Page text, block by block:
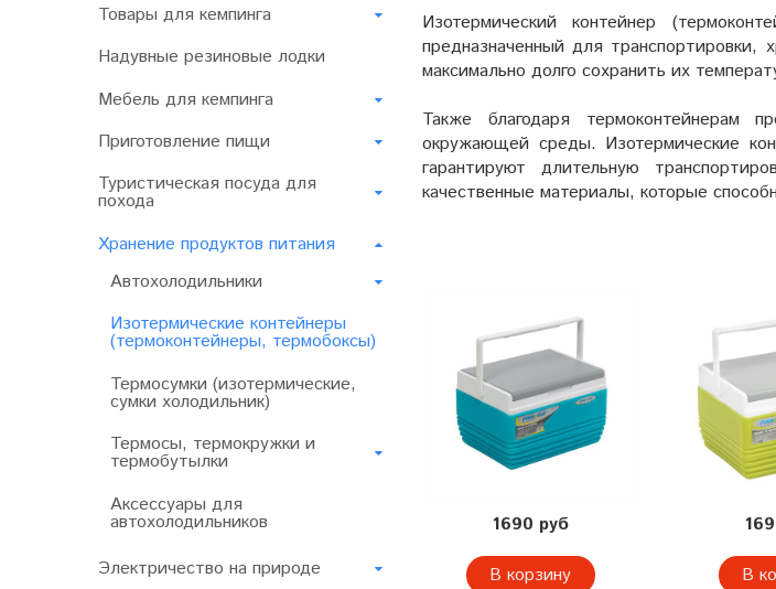
Изотермический контейнер
предназначенный для транспортировки,
максимально долго сохранить их
Также благодаря термоконтейнерам
окружающей среды. Изотермические
гарантируют длительную
качественные материалы, которые
1690 руб
В корзину
В
Товары для кемпинга
Надувные резиновые лодки
Мебель для кемпинга
Приготовление пищи
Туристическая посуда для
похода
Хранение продуктов питания
Автохолодильники
Изотермические контейнеры
(термоконтейнеры, термобоксы)
Термосумки (изотермические,
сумки холодильник)
Термосы, термокружки и
термобутылки
Аксессуары для
автохолодильников
Электричество на природе